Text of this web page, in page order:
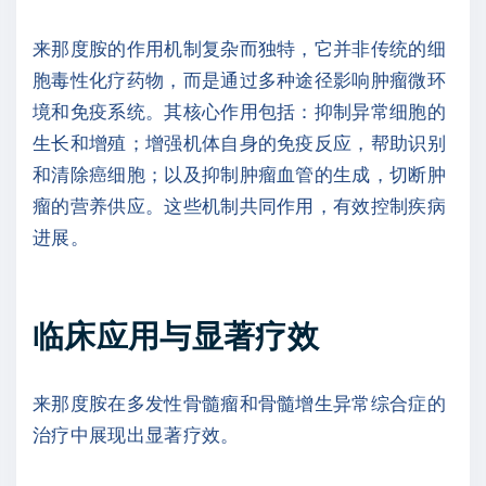
来那度胺的作用机制复杂而独特，它并非传统的细
胞毒性化疗药物，而是通过多种途径影响肿瘤微环
境和免疫系统。其核心作用包括：抑制异常细胞的
生长和增殖；增强机体自身的免疫反应，帮助识别
和清除癌细胞；以及抑制肿瘤血管的生成，切断肿
瘤的营养供应。这些机制共同作用，有效控制疾病
进展。
临床应用与显著疗效
来那度胺在多发性骨髓瘤和骨髓增生异常综合症的
治疗中展现出显著疗效。